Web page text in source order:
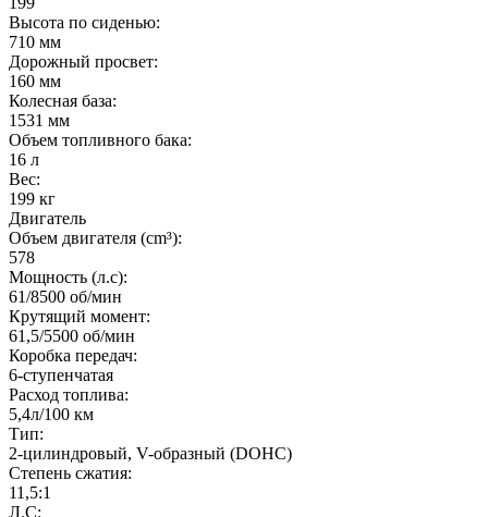
Высота по сиденью:
710 мм
Дорожный просвет:
160 мм
Колесная база:
1531 мм
Объем топливного бака:
16 л
Вес:
199 кг
Двигатель
Объем двигателя (cm³):
578
Мощность (л.с):
61/8500 об/мин
Крутящий момент:
61,5/5500 об/мин
Коробка передач:
6-ступенчатая
Расход топлива:
5,4л/100 км
Тип:
2-цилиндровый, V-образный (DOHC)
Степень сжатия:
11,5:1
Л.С: